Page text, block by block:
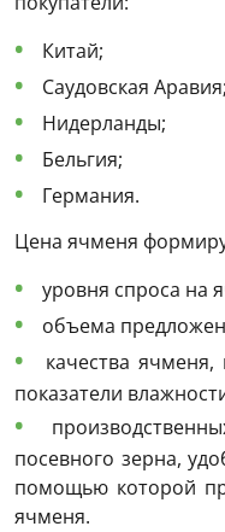
Китай;
Саудовская Аравия;
Нидерланды;
Бельгия;
Германия.
Цена ячменя
уровня спроса на
объема
качества ячменя,
показатели
посевного зерна,
помощью которой
ячменя.